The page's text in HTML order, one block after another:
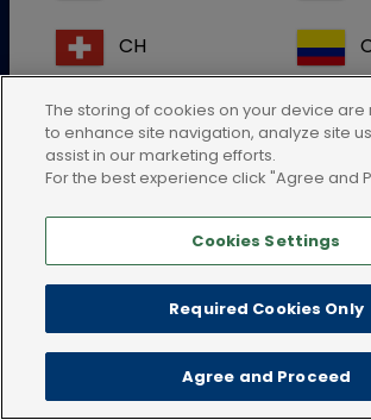
Cookie-Richtlinie
Impressum
CH
CR
ES
IE
The storing of cookies on your device
to enhance site navigation, analyze site
assist in our marketing efforts.
For the best experience click "Agree and
Cookies Settings
Required Cookies Only
Agree and Proceed